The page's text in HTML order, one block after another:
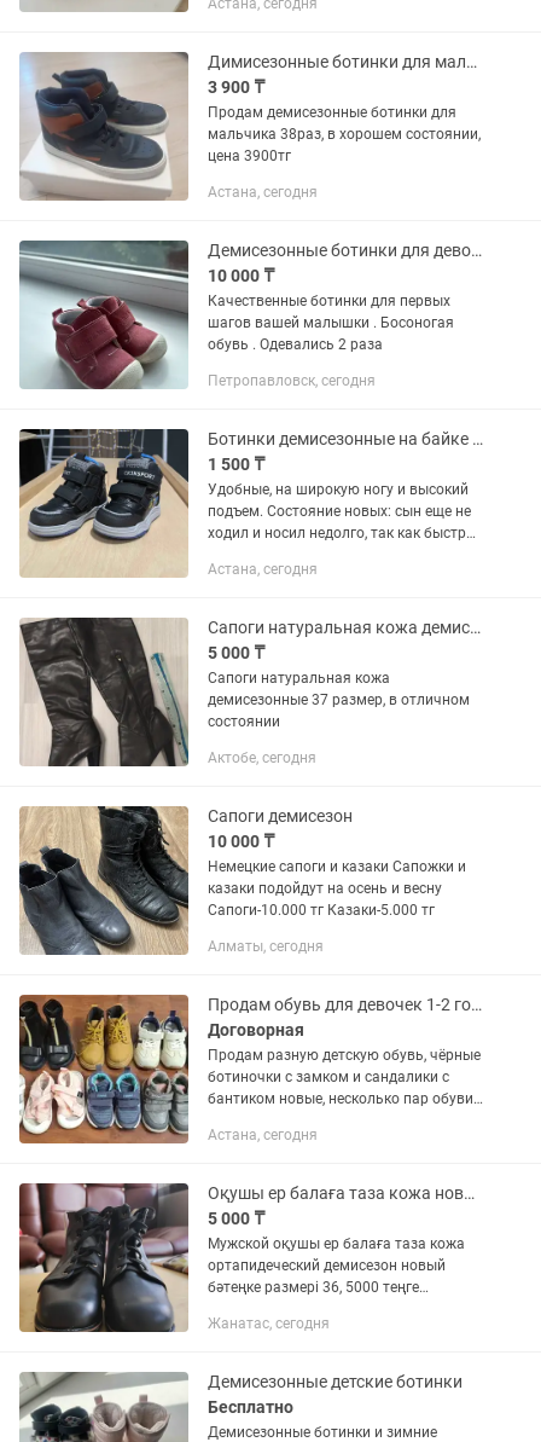
Астана, сегодня
Димисезонные ботинки для мальчика 38раз
3 900 ₸
Продам демисезонные ботинки для
мальчика 38раз, в хорошем состоянии,
цена 3900тг
Астана, сегодня
Демисезонные ботинки для девочки
10 000 ₸
Качественные ботинки для первых
шагов вашей малышки . Босоногая
обувь . Одевались 2 раза
Петропавловск, сегодня
Ботинки демисезонные на байке 22рр (14 см)
1 500 ₸
Удобные, на широкую ногу и высокий
подъем. Состояние новых: сын еще не
ходил и носил недолго, так как быстро
Астана, сегодня
Сапоги натуральная кожа демисезонные 37 размер
5 000 ₸
Сапоги натуральная кожа
демисезонные 37 размер, в отличном
состоянии
Актобе, сегодня
Сапоги демисезон
10 000 ₸
Немецкие сапоги и казаки Сапожки и
казаки подойдут на осень и весну
Сапоги-10.000 тг Казаки-5.000 тг
Алматы, сегодня
Продам обувь для девочек 1-2 года ботиночки
Договорная
Продам разную детскую обувь, чёрные
ботиночки с замком и сандалики с
бантиком новые, несколько пар обуви
Возможен обмен на что-нибудь,
Астана, сегодня
Оқушы ер балаға таза кожа новый бәтеңке
5 000 ₸
Мужской оқушы ер балаға таза кожа
ортапидеческий демисезон новый
бәтеңке размері 36, 5000 теңге
Жанатас, сегодня
Демисезонные детские ботинки
Бесплатно
Демисезонные ботинки и зимние